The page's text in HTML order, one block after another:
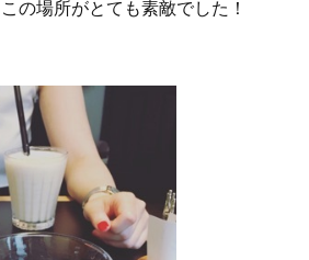
の場所がとても素敵でした！